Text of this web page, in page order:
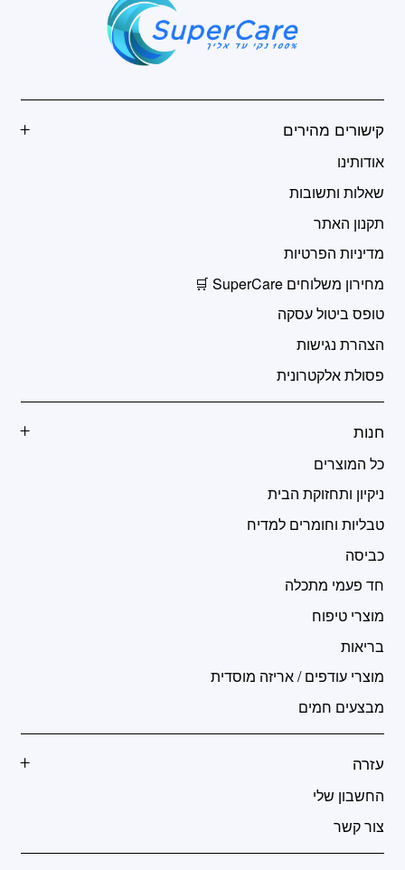
קישורים מהירים
אודותינו
שאלות ותשובות
תקנון האתר
מדיניות הפרטיות
מחירון משלוחים SuperCare 🛒
טופס ביטול עסקה
הצהרת נגישות
פסולת אלקטרונית
חנות
כל המוצרים
ניקיון ותחזוקת הבית
טבליות וחומרים למדיח
כביסה
חד פעמי מתכלה
מוצרי טיפוח
בריאות
מוצרי עודפים / אריזה מוסדית
מבצעים חמים
עזרה
החשבון שלי
צור קשר